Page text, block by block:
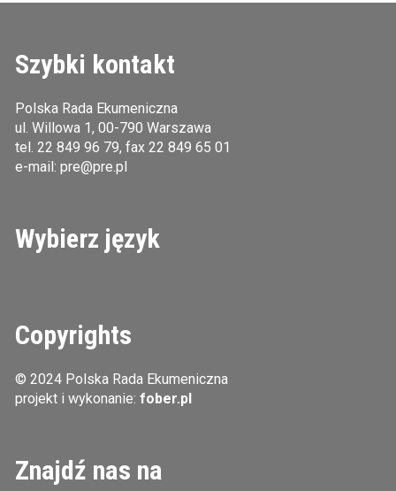
Szybki kontakt
Polska Rada Ekumeniczna
ul. Willowa 1, 00-790 Warszawa
tel. 22 849 96 79, fax 22 849 65 01
e-mail: pre@pre.pl
Wybierz język
Copyrights
© 2024 Polska Rada Ekumeniczna
projekt i wykonanie: fober.pl
Znajdź nas na